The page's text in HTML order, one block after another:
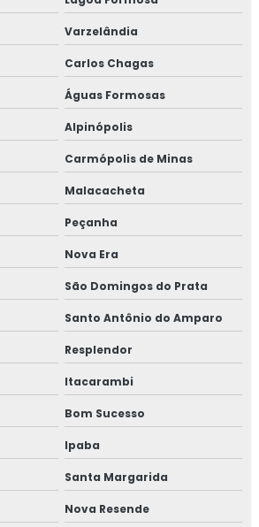
Varzelândia
Carlos Chagas
Águas Formosas
Alpinópolis
Carmópolis de Minas
Malacacheta
Peçanha
Nova Era
São Domingos do Prata
Santo Antônio do Amparo
Resplendor
Itacarambi
Bom Sucesso
Ipaba
Santa Margarida
Nova Resende